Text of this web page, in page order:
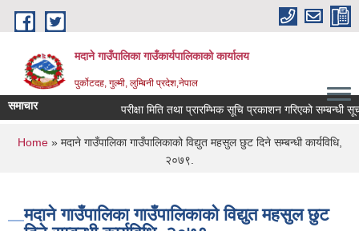
Skip to main content
मदाने गाउँपालिका गाउँकार्यपालिकाको कार्यालय
पुर्कोटदह, गुल्मी, लुम्बिनी प्रदेश,नेपाल
समाचार परीक्षा मिति तथा प्रारम्भिक सूचि प्रकाशन गरिएको सम्बन्धी सूचना
You are here
Home» मदाने गाउँपालिका गाउँपालिकाको विद्युत महसुल छुट दिने सम्बन्धी कार्यविधि,
२०७९.
मदाने गाउँपालिका गाउँपालिकाको विद्युत महसुल छुट